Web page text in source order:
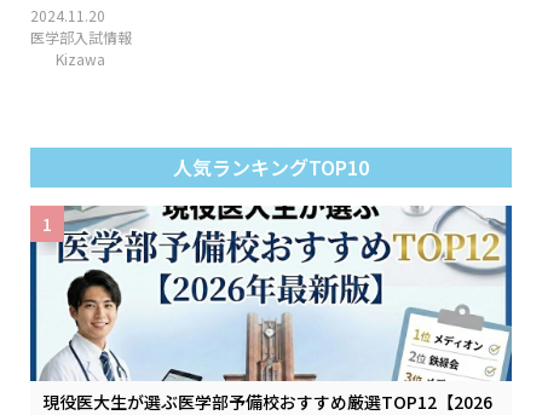
2024.11.20
医学部入試情報
Kizawa
人気ランキングTOP10
現役医大生が選ぶ医学部予備校おすすめ厳選TOP12【2026
1